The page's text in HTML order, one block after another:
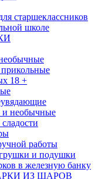
старшеклассников
школе
18 +
и необычные
работы
и подушки
в железную банку
ИЗ ШАРОВ